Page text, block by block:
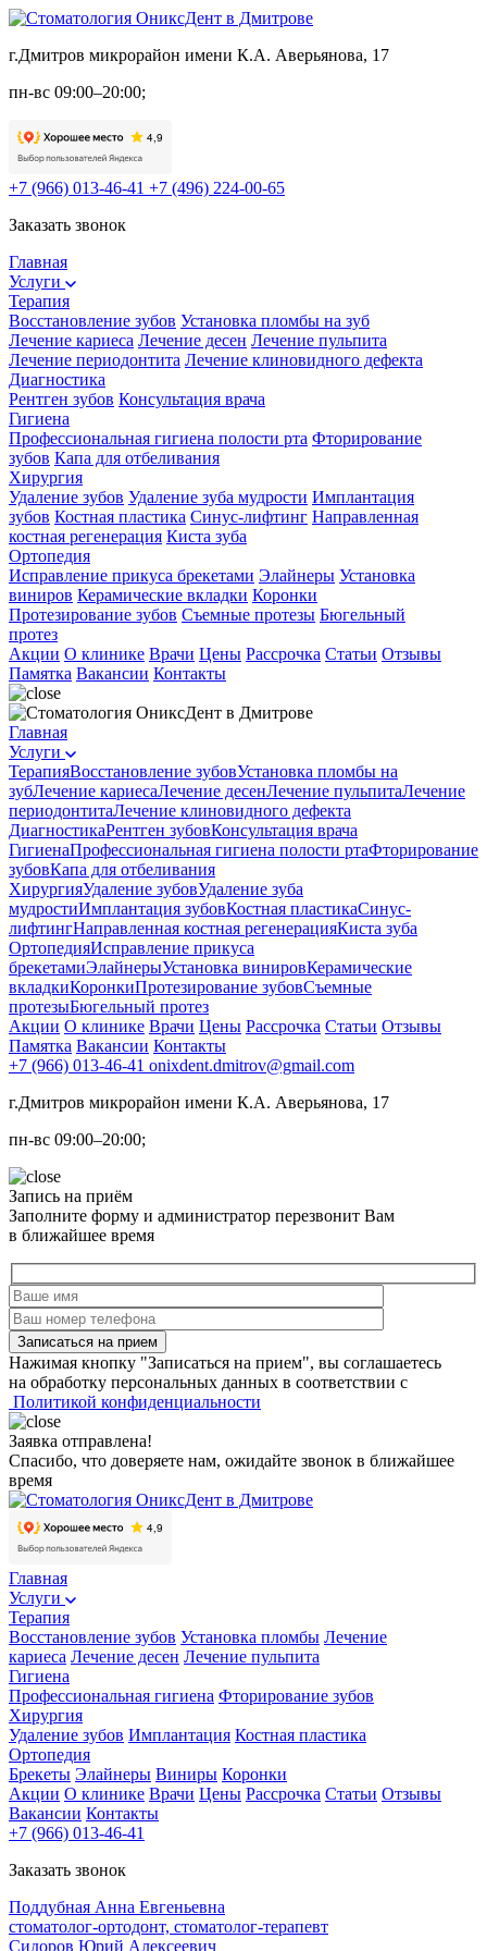
г.Дмитров микрорайон имени К.А. Аверьянова, 17
пн-вс 09:00–20:00;
+7 (966) 013-46-41 +7 (496) 224-00-65
Заказать звонок
Главная
Услуги
Терапия
Восстановление зубов Установка пломбы на зуб
Лечение кариеса Лечение десен Лечение пульпита
Лечение периодонтита Лечение клиновидного дефекта
Диагностика
Рентген зубов Консультация врача
Гигиена
Профессиональная гигиена полости рта Фторирование
зубов Капа для отбеливания
Хирургия
Удаление зубов Удаление зуба мудрости Имплантация
зубов Костная пластика Синус-лифтинг Направленная
костная регенерация Киста зуба
Ортопедия
Исправление прикуса брекетами Элайнеры Установка
виниров Керамические вкладки Коронки
Протезирование зубов Съемные протезы Бюгельный
протез
Акции О клинике Врачи Цены Рассрочка Статьи Отзывы
Памятка Вакансии Контакты
Главная
Услуги
ТерапияВосстановление зубовУстановка пломбы на
зубЛечение кариесаЛечение десенЛечение пульпитаЛечение
периодонтитаЛечение клиновидного дефекта
ДиагностикаРентген зубовКонсультация врача
ГигиенаПрофессиональная гигиена полости ртаФторирование
зубовКапа для отбеливания
ХирургияУдаление зубовУдаление зуба
мудростиИмплантация зубовКостная пластикаСинус-
лифтингНаправленная костная регенерацияКиста зуба
ОртопедияИсправление прикуса
брекетамиЭлайнерыУстановка винировКерамические
вкладкиКоронкиПротезирование зубовСъемные
протезыБюгельный протез
Акции О клинике Врачи Цены Рассрочка Статьи Отзывы
Памятка Вакансии Контакты
+7 (966) 013-46-41 onixdent.dmitrov@gmail.com
г.Дмитров микрорайон имени К.А. Аверьянова, 17
пн-вс 09:00–20:00;
Запись на приём
Заполните форму и администратор перезвонит Вам
в ближайшее время
Записаться на прием
Нажимая кнопку "Записаться на прием", вы соглашаетесь
на обработку персональных данных в соответствии с
Политикой конфиденциальности
Заявка отправлена!
Спасибо, что доверяете нам, ожидайте звонок в ближайшее
время
Главная
Услуги
Терапия
Восстановление зубов Установка пломбы Лечение
кариеса Лечение десен Лечение пульпита
Гигиена
Профессиональная гигиена Фторирование зубов
Хирургия
Удаление зубов Имплантация Костная пластика
Ортопедия
Брекеты Элайнеры Виниры Коронки
Акции О клинике Врачи Цены Рассрочка Статьи Отзывы
Вакансии Контакты
+7 (966) 013-46-41
Заказать звонок
Поддубная Анна Евгеньевна
стоматолог-ортодонт, стоматолог-терапевт
Сидоров Юрий Алексеевич